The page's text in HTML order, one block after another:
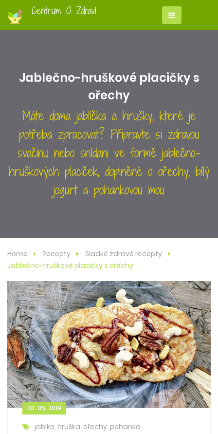
Centrum O Zdraví
Jablečno-hruškové placičky s
ořechy
Máte doma jablíčka a hrušky, které je
potřeba zpracovat? Připravte si zdravou
svačinu nebo snídani ve formě jablečno-
hruškových placiček, doplněné o ořechy, bílý
jogurt a pohankovou mou
Home Recepty
Sladké zdravé recepty
Jablečno-hruškové placičky s ořechy
03. 05. 2019
jablko, hruška, ořechy, pohanka